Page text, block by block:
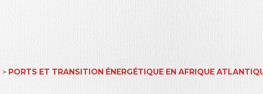
> PORTS ET TRANSITION ÉNERGÉTIQUE EN AFRIQUE